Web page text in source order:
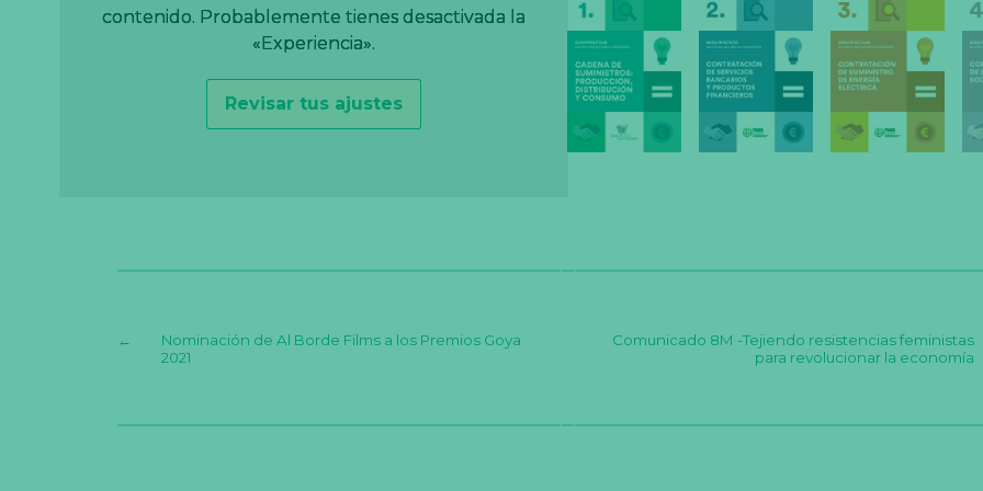
contenido. Probablemente tienes desactivada la
«Experiencia».
Revisar tus ajustes
contenido. Probablemente tienes desactivada la
«Experiencia».
Revisar tus ajustes
contenido. Probablemente tienes desactivada la
«Experiencia».
Revisar tus ajustes
←
Nominación de Al Borde Films a los Premios Goya
2021
Comunicado 8M -Tejiendo resistencias feministas
para revolucionar la economía